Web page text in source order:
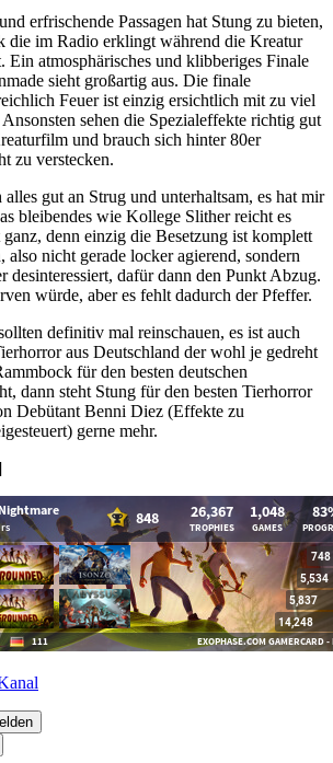
erfrischende Passagen hat Stung zu bieten,
die im Radio erklingt während die Kreatur
Ein atmosphärisches und klibberiges Finale
sieht großartig aus. Die finale
Feuer ist einzig ersichtlich mit zu viel
sehen die Spezialeffekte richtig gut
und brauch sich hinter 80er
zu verstecken.
gut an Strug und unterhaltsam, es hat mir
bleibendes wie Kollege Slither reicht es
denn einzig die Besetzung ist komplett
also nicht gerade locker agierend, sondern
desinteressiert, dafür dann den Punkt Abzug.
würde, aber es fehlt dadurch der Pfeffer.
definitiv mal reinschauen, es ist auch
aus Deutschland der wohl je gedreht
für den besten deutschen
dann steht Stung für den besten Tierhorror
Debütant Benni Diez (Effekte zu
gerne mehr.